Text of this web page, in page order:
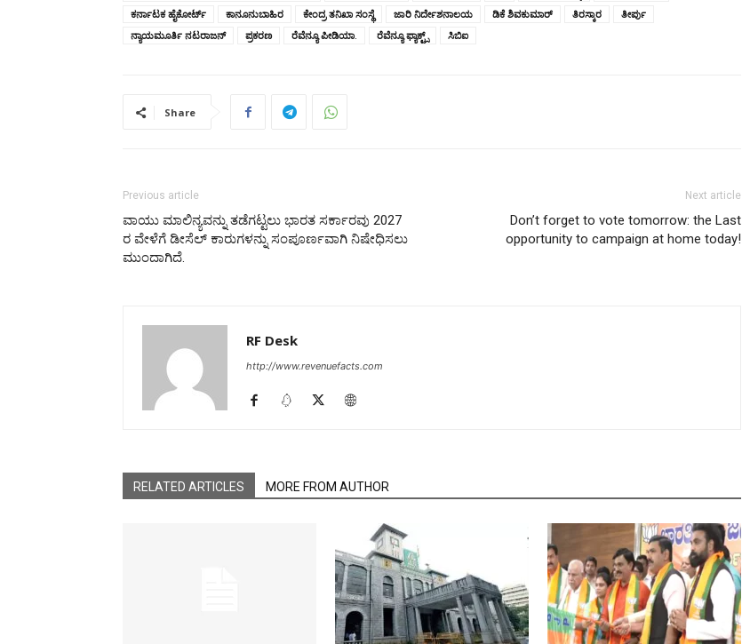
ಕರ್ನಾಟಕ ಹೈಕೋರ್ಟ್‌
ಕಾನೂನುಬಾಹಿರ ಕೇಂದ್ರ ತನಿಖಾ ಸಂಸ್ಥೆ ಜಾರಿ ನಿರ್ದೇಶನಾಲಯ ಡಿಕೆ ಶಿವಕುಮಾರ್ ತಿರಸ್ಕಾರ
ತೀರ್ಪು
ನ್ಯಾಯಮೂರ್ತಿ ನಟರಾಜನ್
ಪ್ರಕರಣ ರೆವೆನ್ಯೂ ಪೀಡಿಯಾ. ರೆವೆನ್ಯೂ ಫ್ಯಾಕ್ಟ್ಸ್ ಸಿಬಿಐ
Share
Previous article
ವಾಯು ಮಾಲಿನ್ಯವನ್ನು ತಡೆಗಟ್ಟಲು ಭಾರತ ಸರ್ಕಾರವು 2027
ರ ವೇಳೆಗೆ ಡೀಸೆಲ್ ಕಾರುಗಳನ್ನು ಸಂಪೂರ್ಣವಾಗಿ ನಿಷೇಧಿಸಲು
ಮುಂದಾಗಿದೆ.
Next article
Don’t forget to vote tomorrow: the Last
opportunity to campaign at home today!
RF Desk
http://www.revenuefacts.com
RELATED ARTICLES MORE FROM AUTHOR